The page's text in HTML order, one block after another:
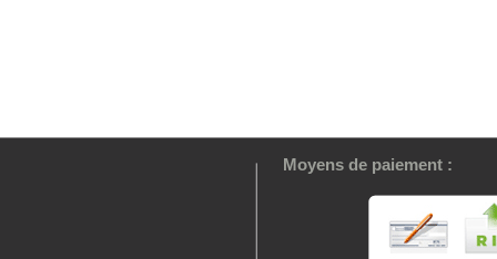
Moyens de paiement :